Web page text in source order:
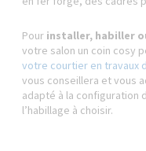
Pour installer, habiller
votre salon un coin cosy
votre courtier en travaux
vous conseillera et vous
adapté à la configuration
l’habillage à choisir.